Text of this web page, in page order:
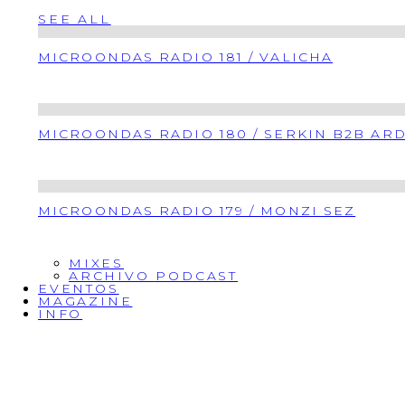
SEE ALL
MICROONDAS RADIO 181 / VALICHA
MICROONDAS RADIO 180 / SERKIN B2B
MICROONDAS RADIO 179 / MONZI SEZ
MIXES
ARCHIVO PODCAST
EVENTOS
MAGAZINE
INFO